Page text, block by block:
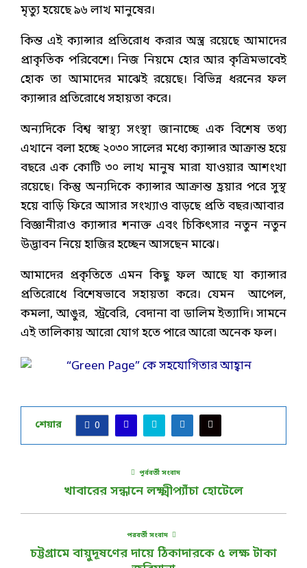
মৃত্যু হয়েছে ৯৬ লাখ মানুষের।
কিন্ত এই ক্যান্সার প্রতিরোধ করার অস্ত্র রয়েছে আমাদের
প্রাকৃতিক পরিবেশে। নিজ নিয়মে হোর আর কৃত্রিমভাবেই
হোক তা আমাদের মাঝেই রয়েছে। বিভিন্ন ধরনের ফল
ক্যান্সার প্রতিরোধে সহায়তা করে।
অন্যদিকে বিশ্ব স্বাস্থ্য সংস্থা জানাচ্ছে এক বিশেষ তথ্য
এখানে বলা হচ্ছে ২০৩০ সালের মধ্যে ক্যান্সার আক্রান্ত হয়ে
বছরে এক কোটি ৩০ লাখ মানুষ মারা যাওয়ার আশংখা
রয়েছে। কিন্তু অন্যদিকে ক্যান্সার আক্রান্ত হ্রয়ার পরে সুস্থ
হয়ে বাড়ি ফিরে আসার সংখ্যাও বাড়ছে প্রতি বছর।আবার
বিজ্ঞানীরাও ক্যান্সার শনাক্ত এবং চিকিৎসার নতুন নতুন
উদ্ভাবন নিয়ে হাজির হচ্ছেন আসছেন মাঝে।
আমাদের প্রকৃতিতে এমন কিছু ফল আছে যা ক্যান্সার
প্রতিরোধে বিশেষভাবে সহায়তা করে। যেমন আপেল,
কমলা, আঙুর, স্ট্রবেরি, বেদানা বা ডালিম ইত্যাদি। সামনে
এই তালিকায় আরো যোগ হতে পারে আরো অনেক ফল।
শেয়ার 0
পূর্ববর্তী সংবাদ
খাবারের সন্ধানে লক্ষ্মীপ্যাঁচা হোটেলে
পরবর্তী সংবাদ
চট্টগ্রামে বায়ুদূষণের দায়ে ঠিকাদারকে ৫ লক্ষ টাকা